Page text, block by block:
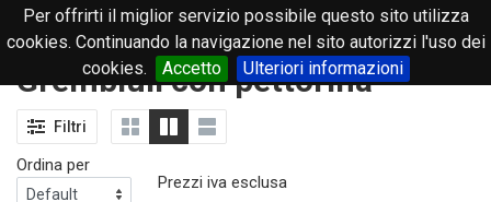
Per offrirti il miglior servizio possibile questo sito utilizza
cookies. Continuando la navigazione nel sito autorizzi l'uso dei
cookies.
Accetto Ulteriori informazioni
0
Grembiuli con pettorina
Filtri
Ordina per
Prezzi iva esclusa